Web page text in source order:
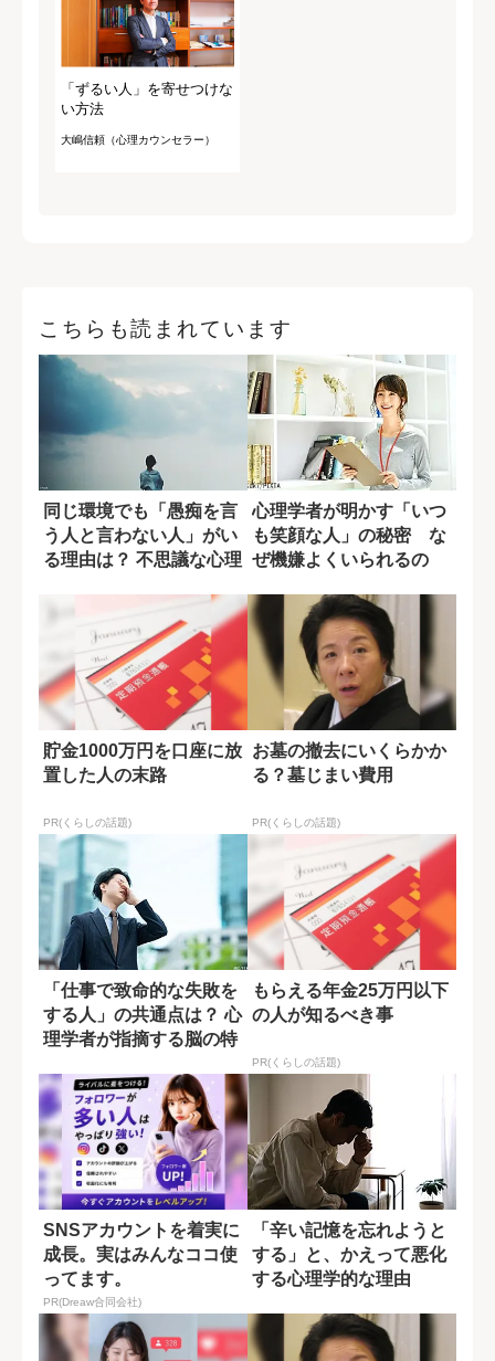
「ずるい人」を寄せつけな
い方法
大嶋信頼（心理カウンセラー）
こちらも読まれています
同じ環境でも「愚痴を言
う人と言わない人」がい
る理由は？ 不思議な心理
心理学者が明かす「いつ
も笑顔な人」の秘密 な
ぜ機嫌よくいられるの
貯金1000万円を口座に放
置した人の末路
PR(くらしの話題)
お墓の撤去にいくらかか
る？墓じまい費用
PR(くらしの話題)
「仕事で致命的な失敗を
する人」の共通点は？ 心
理学者が指摘する脳の特
もらえる年金25万円以下
の人が知るべき事
PR(くらしの話題)
SNSアカウントを着実に
成長。実はみんなココ使
ってます。
PR(Dreaw合同会社)
「辛い記憶を忘れようと
する」と、かえって悪化
する心理学的な理由